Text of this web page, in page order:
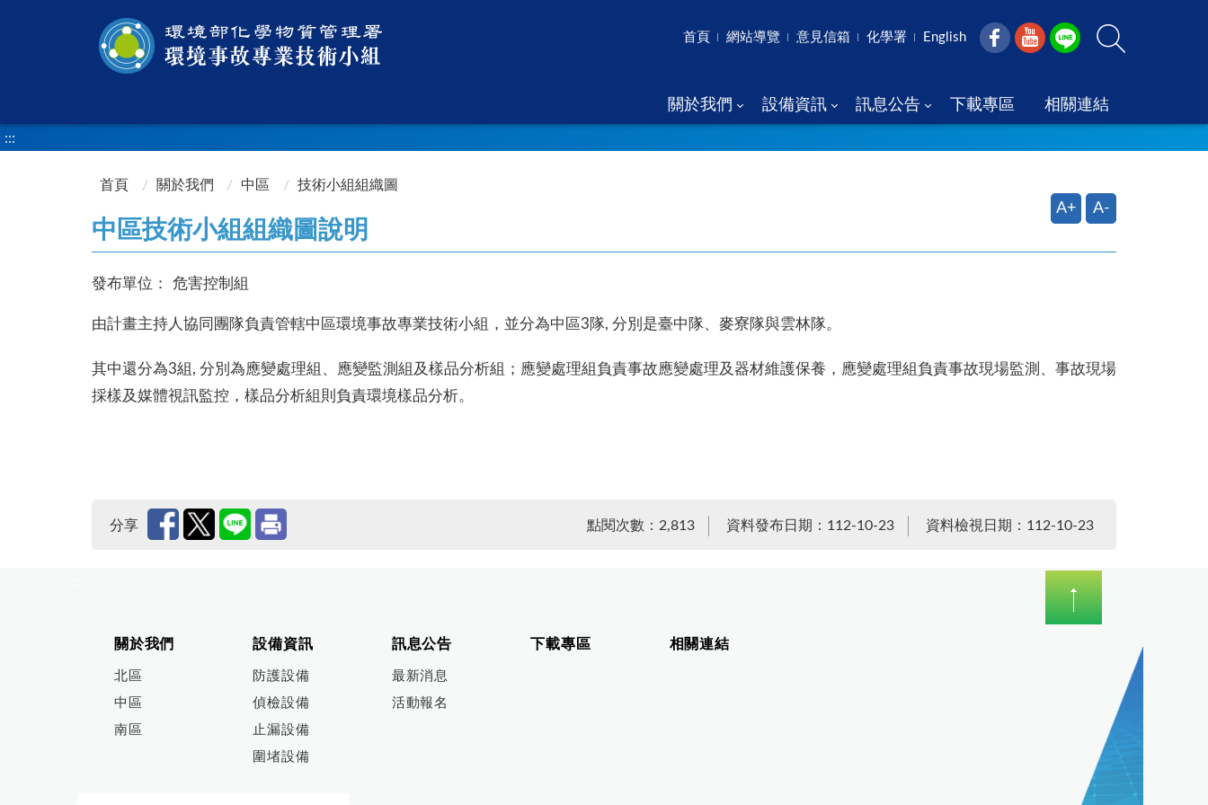
首頁 網站導覽 意見信箱 化學署 English
關於我們 設備資訊 訊息公告 下載專區 相關連結
:::
首頁 關於我們 中區 技術小組組織圖
A+ A-
中區技術小組組織圖說明
發布單位： 危害控制組
由計畫主持人協同團隊負責管轄中區環境事故專業技術小組，並分為中區3隊, 分別是臺中隊、麥寮隊與雲林隊。
其中還分為3組, 分別為應變處理組、應變監測組及樣品分析組；應變處理組負責事故應變處理及器材維護保養，應變處理組負責事故現場監測、事故現場
採樣及媒體視訊監控，樣品分析組則負責環境樣品分析。
分享 點閱次數：2,813 資料發布日期：112-10-23 資料檢視日期：112-10-23
關於我們
北區
中區
南區
設備資訊
防護設備
偵檢設備
止漏設備
圍堵設備
訊息公告
最新消息
活動報名
下載專區 相關連結